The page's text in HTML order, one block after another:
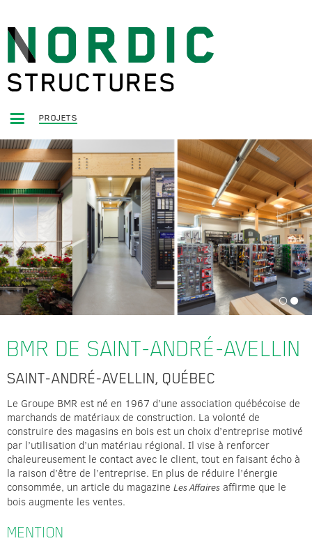
PROJETS
BMR DE SAINT-ANDRÉ-AVELLIN
SAINT-ANDRÉ-AVELLIN, QUÉBEC
Le Groupe BMR est né en 1967 d’une association québécoise de
marchands de matériaux de construction. La volonté de
construire des magasins en bois est un choix d’entreprise motivé
par l’utilisation d’un matériau régional. Il vise à renforcer
chaleureusement le contact avec le client, tout en faisant écho à
la raison d’être de l’entreprise. En plus de réduire l’énergie
consommée, un article du magazine Les Affaires affirme que le
bois augmente les ventes.
MENTION